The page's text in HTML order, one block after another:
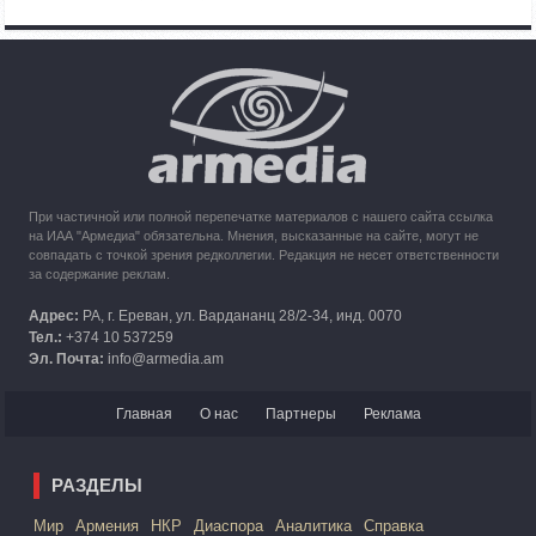
Кипр рассматривает возможность размещения беженцев
из Карабаха
При частичной или полной перепечатке материалов с нашего сайта ссылка
на ИАА "Армедиа" обязательна. Мнения, высказанные на сайте, могут не
совпадать с точкой зрения редколлегии. Редакция не несет ответственности
за содержание реклам.
Адрес: РА, г. Ереван, ул. Вардананц 28/2-34, инд. 0070
Тел.: +374 10 537259
Эл. Почта: info@armedia.am
Главная О нас Партнеры Реклама
РАЗДЕЛЫ
Mир Армения НКР Диаспора Аналитика Справка